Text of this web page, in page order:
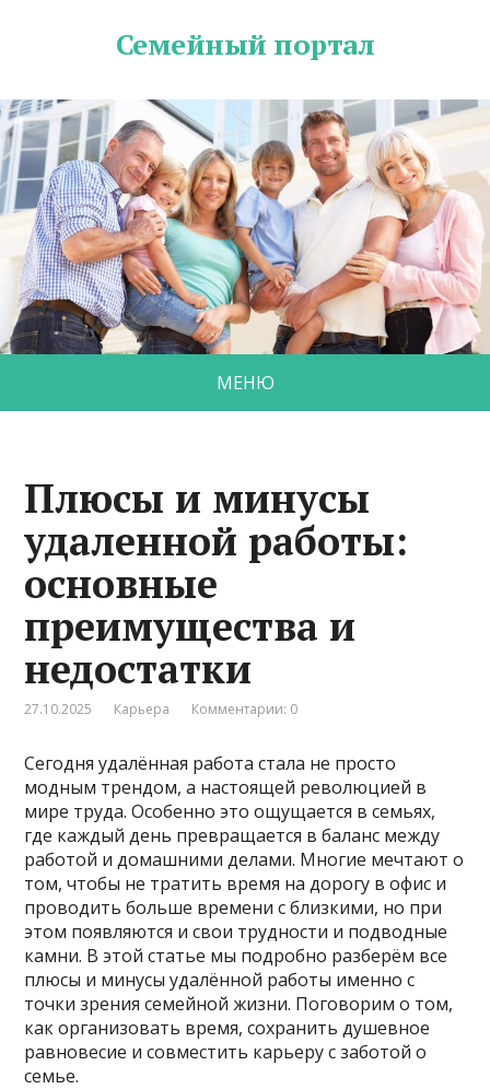
Семейный портал
МЕНЮ
Плюсы и минусы
удаленной работы:
основные
преимущества и
недостатки
27.10.2025 Карьера Комментарии: 0
Сегодня удалённая работа стала не просто
модным трендом, а настоящей революцией в
мире труда. Особенно это ощущается в семьях,
где каждый день превращается в баланс между
работой и домашними делами. Многие мечтают о
том, чтобы не тратить время на дорогу в офис и
проводить больше времени с близкими, но при
этом появляются и свои трудности и подводные
камни. В этой статье мы подробно разберём все
плюсы и минусы удалённой работы именно с
точки зрения семейной жизни. Поговорим о том,
как организовать время, сохранить душевное
равновесие и совместить карьеру с заботой о
семье.